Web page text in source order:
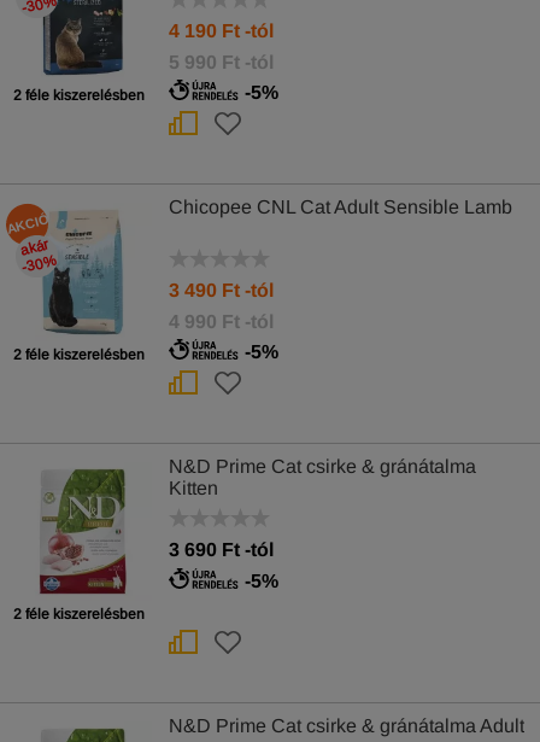
2 féle kiszerelésben
4 190 Ft -tól
5 990 Ft -tól
-5%
AKCIÓ
akár
-30
%
2 féle kiszerelésben
Chicopee CNL Cat Adult Sensible Lamb
3 490 Ft -tól
4 990 Ft -tól
-5%
2 féle kiszerelésben
N&D Prime Cat csirke & gránátalma
Kitten
3 690 Ft -tól
-5%
N&D Prime Cat csirke & gránátalma Adult